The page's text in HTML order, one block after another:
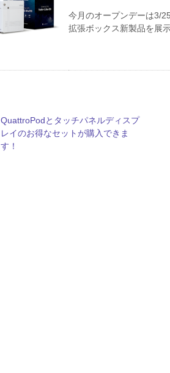
今月のオープンデーは3/
拡張ボックス新製品を展
QuattroPodとタッチパネルディスプ
レイのお得なセットが購入できま
す！